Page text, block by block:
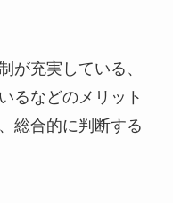
が充実している、
るなどのメリット
総合的に判断する